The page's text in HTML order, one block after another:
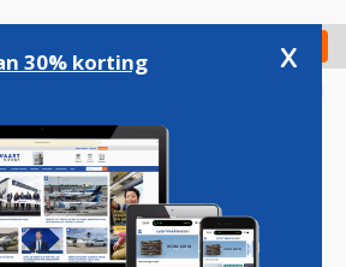
Check in
30% korting x